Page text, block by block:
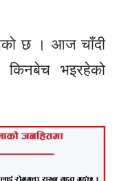
छ । आज चाँदी
भइरहेको